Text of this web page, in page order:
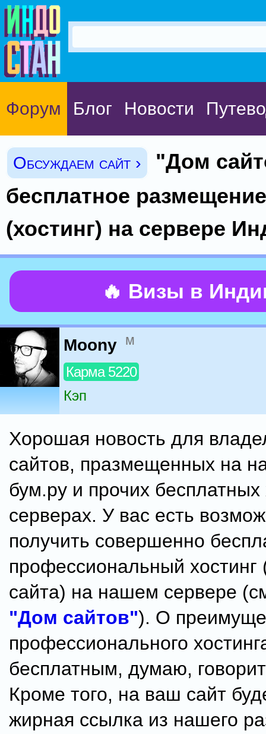
Форум Блог Новости
Обсуждаем сайт ›
"Дом
бесплатное
(хостинг) на сервере
🔥 Визы в
Moony м
Карма 5220
Кэп
Хорошая новость для
сайтов, празмещенных на
бум.ру и прочих бесплатных
серверах. У вас есть
получить совершенно
профессиональный
сайта) на нашем сервере
"Дом сайтов"). О
профессионального
бесплатным, думаю,
Кроме того, на ваш сайт
жирная ссылка из нашего